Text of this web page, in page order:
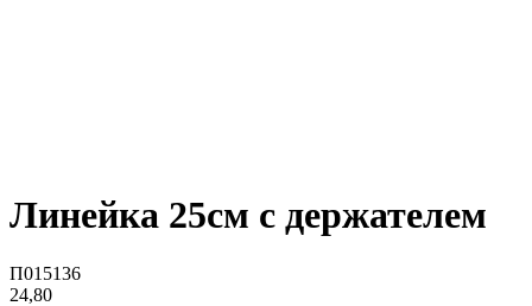
Линейка 25см с держателем
П015136
24,80